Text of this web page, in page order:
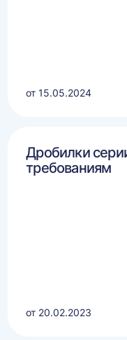
от 15.05.2024
Дробилки
требованиям
от 20.02.2023